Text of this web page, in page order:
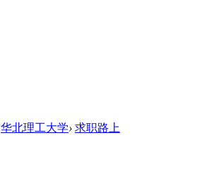
华北理工大学› 求职路上